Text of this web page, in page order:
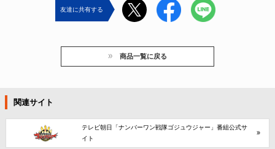
友達に共有する
商品一覧に戻る
関連サイト
テレビ朝日「ナンバーワン戦隊ゴジュウジャー」番組公式サ
イト